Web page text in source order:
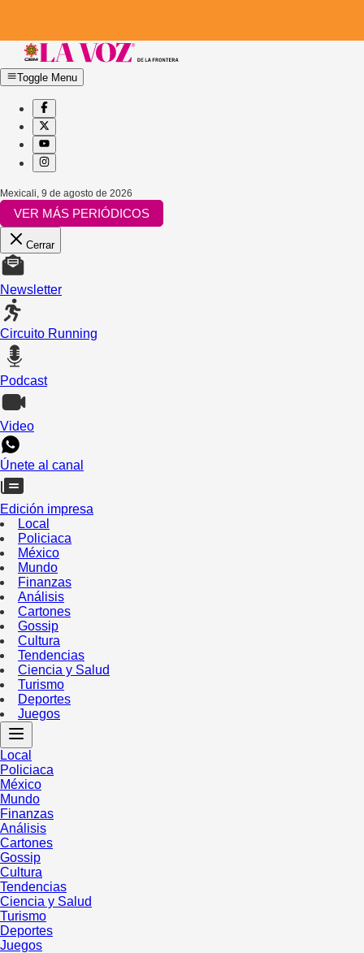
Toggle Menu
Mexicali 9 de agosto de 2026
VER MÁS PERIÓDICOS
Cerrar
Newsletter
Circuito Running
Podcast
Video
Únete al canal
Edición impresa
Local
Policiaca
México
Mundo
Finanzas
Análisis
Cartones
Gossip
Cultura
Tendencias
Ciencia y Salud
Turismo
Deportes
Juegos
Local
Policiaca
México
Mundo
Finanzas
Análisis
Cartones
Gossip
Cultura
Tendencias
Ciencia y Salud
Turismo
Deportes
Juegos